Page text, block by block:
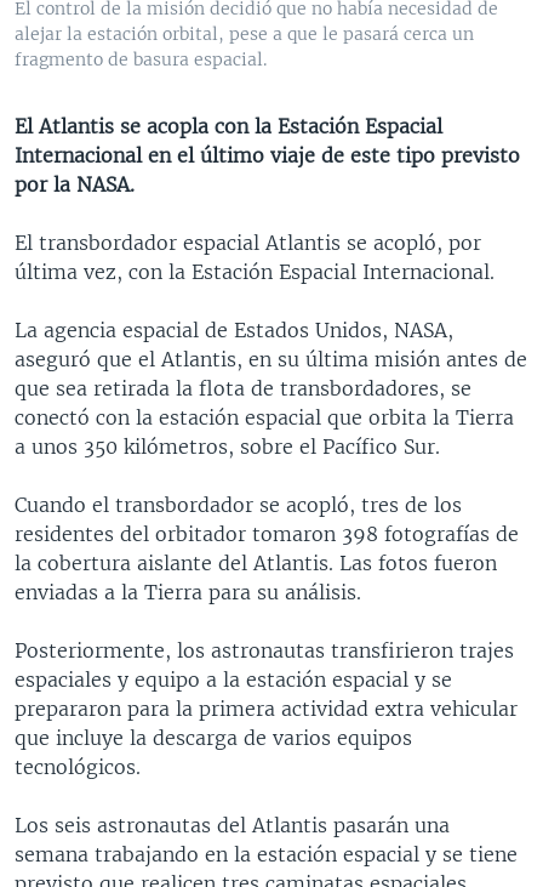
VENEZUELA
BRASIL
NICARAGUA
ECONOMÍA
ENTRETENIMIENTO Y CULTURA
DEPORTES
CIENCIA Y SALUD
MULTIMEDIA
VIDEOS
AUDIOS
PROGRAMAS TV
FORO INTERAMERICANO
VISIÓN 360
LAS CLAVES
PANORAMA
AVANCE INFORMATIVO
AUDIONOTICIAS
BUENOS DÍAS AMÉRICA
ESTADOS UNIDOS AL DÍA
EL MUNDO AL DÍA [RADIO]
FORO [RADIO]
DEPORTIVO INTERNACIONAL
NOTA ECONÓMICA
ENTRETENIMIENTO
DIRECT
DOCUMENTALES DE LA VOA
Learning English
SÍGANOS
Idiomas
El control de la misión decidió que no había necesidad de
alejar la estación orbital, pese a que le pasará cerca un
fragmento de basura espacial.
El Atlantis se acopla con la Estación Espacial
Internacional en el último viaje de este tipo previsto
por la NASA.
El transbordador espacial Atlantis se acopló, por
última vez, con la Estación Espacial Internacional.
La agencia espacial de Estados Unidos, NASA,
aseguró que el Atlantis, en su última misión antes de
que sea retirada la flota de transbordadores, se
conectó con la estación espacial que orbita la Tierra
a unos 350 kilómetros, sobre el Pacífico Sur.
Cuando el transbordador se acopló, tres de los
residentes del orbitador tomaron 398 fotografías de
la cobertura aislante del Atlantis. Las fotos fueron
enviadas a la Tierra para su análisis.
Posteriormente, los astronautas transfirieron trajes
espaciales y equipo a la estación espacial y se
prepararon para la primera actividad extra vehicular
que incluye la descarga de varios equipos
tecnológicos.
Los seis astronautas del Atlantis pasarán una
semana trabajando en la estación espacial y se tiene